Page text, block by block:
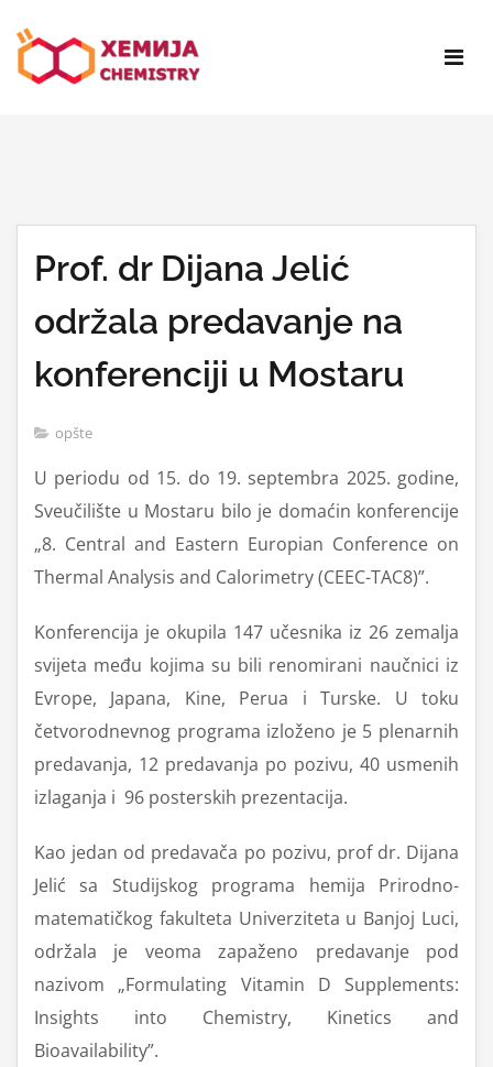
Prof. dr Dijana Jelić
održala predavanje na
konferenciji u Mostaru
opšte
U periodu od 15. do 19. septembra 2025. godine,
Sveučilište u Mostaru bilo je domaćin konferencije
„8. Central and Eastern Europian Conference on
Thermal Analysis and Calorimetry (CEEC-TAC8)”.
Konferencija je okupila 147 učesnika iz 26 zemalja
svijeta među kojima su bili renomirani naučnici iz
Evrope, Japana, Kine, Perua i Turske. U toku
četvorodnevnog programa izloženo je 5 plenarnih
predavanja, 12 predavanja po pozivu, 40 usmenih
izlaganja i 96 posterskih prezentacija.
Kao jedan od predavača po pozivu, prof dr. Dijana
Jelić sa Studijskog programa hemija Prirodno-
matematičkog fakulteta Univerziteta u Banjoj Luci,
održala je veoma zapaženo predavanje pod
nazivom „Formulating Vitamin D Supplements:
Insights into Chemistry, Kinetics and
Bioavailability”.